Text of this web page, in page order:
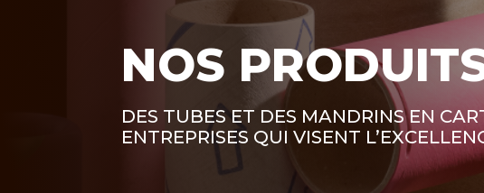
NOS
DES TUBES ET DES MANDRINS EN
ENTREPRISES QUI VISENT